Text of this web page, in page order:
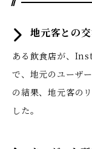
地元客との
ある飲食店が、
で、地元のユーザ
の結果、地元客の
した。